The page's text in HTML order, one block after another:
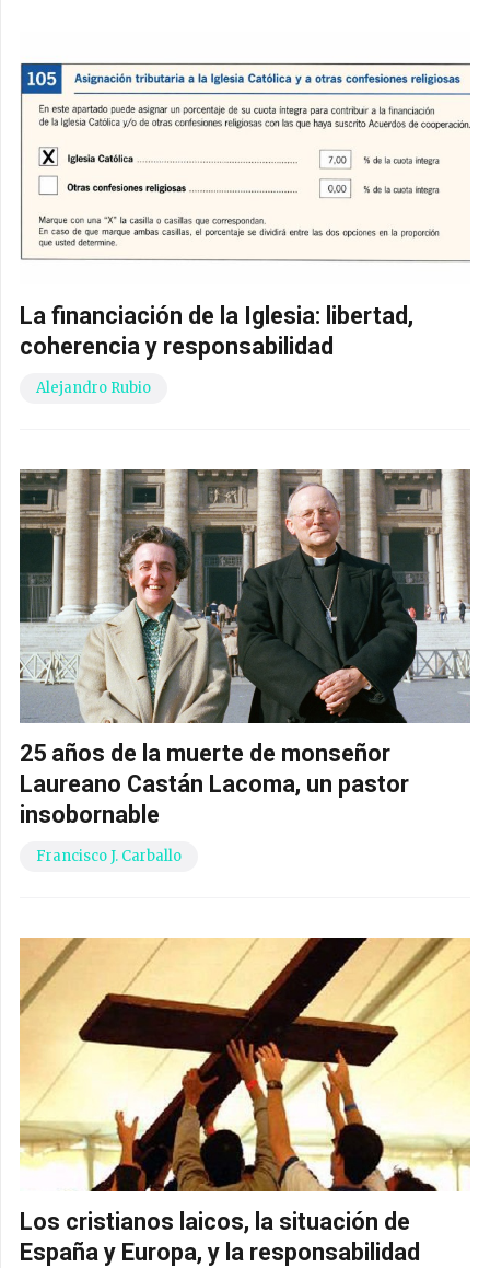
La financiación de la Iglesia: libertad,
coherencia y responsabilidad
Alejandro Rubio
25 años de la muerte de monseñor
Laureano Castán Lacoma, un pastor
insobornable
Francisco J. Carballo
Los cristianos laicos, la situación de
España y Europa, y la responsabilidad